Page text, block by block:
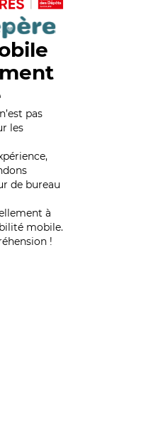
pas
les
de bureau
à
mobile.
!